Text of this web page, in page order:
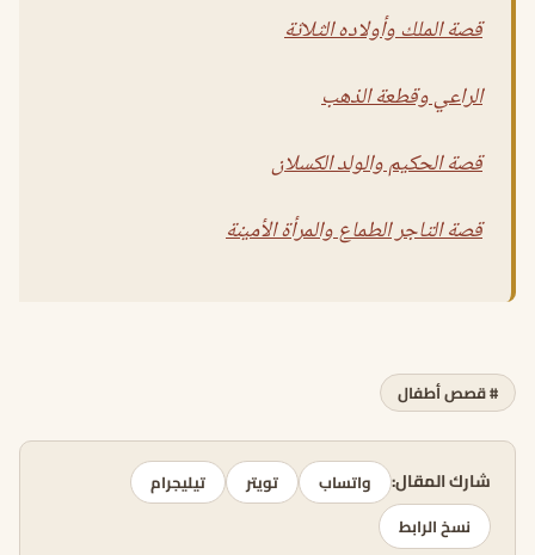
قصة الملك وأولاده الثلاثة
الراعي وقطعة الذهب
قصة الحكيم والولد الكسلان
قصة التاجر الطماع والمرأة الأمينة
# قصص أطفال
شارك المقال: واتساب تويتر
تيليجرام
نسخ الرابط